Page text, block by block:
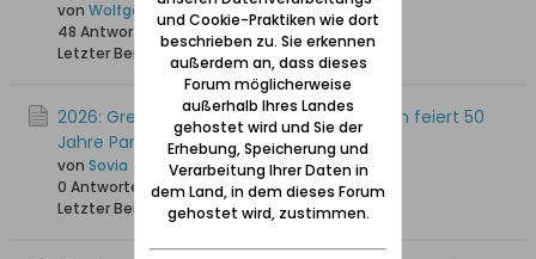
von Wolfgang
48 Antworten2.874 Hits0 Likes
Letzter Beitrag 12.05.2026, 20:07
2026: Grenzen und Generationen: Bremen feiert 50
Jahre Partnerschaft mit Danzig
von Sovia
0 Antworten 80 Hits0 Likes
Letzter Beitrag
12.04.2026, 15:16
und Cookie-Praktiken wie dort
beschrieben zu. Sie erkennen
außerdem an, dass dieses
Forum möglicherweise
außerhalb Ihres Landes
gehostet wird und Sie der
Erhebung, Speicherung und
Verarbeitung Ihrer Daten in
dem Land, in dem dieses Forum
gehostet wird, zustimmen.